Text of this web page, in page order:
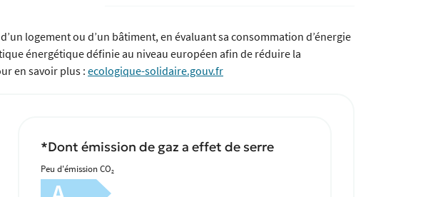
logement ou d’un bâtiment, en évaluant sa consommation d’énergie
énergétique définie au niveau européen afin de réduire la
en savoir plus : ecologique-solidaire.gouv.fr
*Dont émission de gaz a effet de serre
Peu d'émission CO2